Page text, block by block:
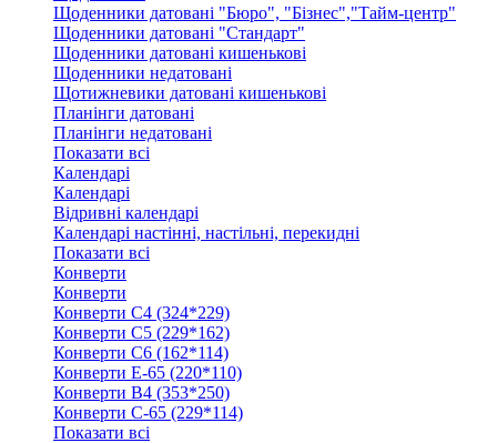
Щоденники датовані "Бюро", "Бізнес","Тайм-центр"
Щоденники датовані "Стандарт"
Щоденники датовані кишенькові
Щоденники недатовані
Щотижневики датовані кишенькові
Планінги датовані
Планінги недатовані
Показати всі
Календарі
Календарі
Відривні календарі
Календарі настінні, настільні, перекидні
Показати всі
Конверти
Конверти
Конверти C4 (324*229)
Конверти C5 (229*162)
Конверти C6 (162*114)
Конверти E-65 (220*110)
Конверти В4 (353*250)
Конверти С-65 (229*114)
Показати всі